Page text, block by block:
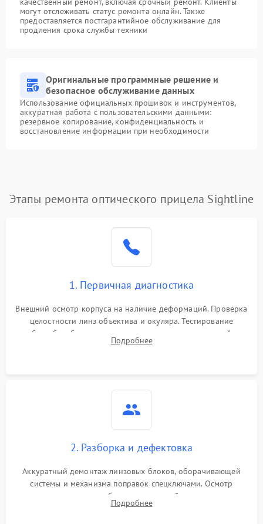
могут отслеживать статус ремонта онлайн. Также
предоставляется постгарантийное обслуживание для
продления срока службы техники
Оригинальные программные решение и
безопасное обслуживание данных
Использование официальных прошивок и инструментов,
аккуратная работа с пользовательскими данными:
резервное копирование, конфиденциальность и
восстановление информации при необходимости
Этапы ремонта оптического прицела Sightline
1. Первичная диагностика
Внешний осмотр корпуса на наличие деформаций. Проверка
целостности линз объектива и окуляра. Тестирование
работы барабанчиков ввода поправок, кольца отстройки
параллакса и зума. Выявление сколов, внутренних
Подробнее
2. Разборка и дефектовка
Аккуратный демонтаж линзовых блоков, оборачивающей
системы и механизма поправок спецключами. Осмотр
внутренних резьбовых соединений, пружин и
уплотнительных колец. Поиск причин люфта, смещения
Подробнее